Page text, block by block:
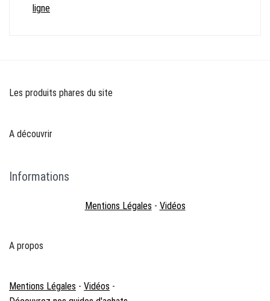
ligne
Les produits phares du site
A découvrir
Informations
Mentions Légales - Vidéos
A propos
Mentions Légales - Vidéos -